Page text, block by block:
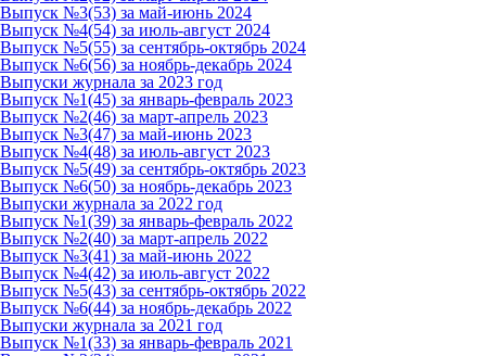
Выпуск №3(53) за май-июнь 2024
Выпуск №4(54) за июль-август 2024
Выпуск №5(55) за сентябрь-октябрь 2024
Выпуск №6(56) за ноябрь-декабрь 2024
Выпуски журнала за 2023 год
Выпуск №1(45) за январь-февраль 2023
Выпуск №2(46) за март-апрель 2023
Выпуск №3(47) за май-июнь 2023
Выпуск №4(48) за июль-август 2023
Выпуск №5(49) за сентябрь-октябрь 2023
Выпуск №6(50) за ноябрь-декабрь 2023
Выпуски журнала за 2022 год
Выпуск №1(39) за январь-февраль 2022
Выпуск №2(40) за март-апрель 2022
Выпуск №3(41) за май-июнь 2022
Выпуск №4(42) за июль-август 2022
Выпуск №5(43) за сентябрь-октябрь 2022
Выпуск №6(44) за ноябрь-декабрь 2022
Выпуски журнала за 2021 год
Выпуск №1(33) за январь-февраль 2021